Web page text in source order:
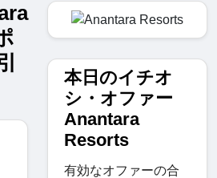
本日のイチオ
シ・オファー
Anantara
Resorts
有効なオファーの合